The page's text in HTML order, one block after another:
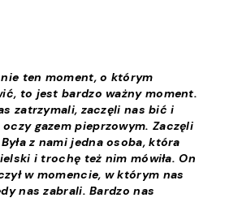
ten moment, o którym
to jest bardzo ważny moment.
zatrzymali, zaczęli nas bić i
gazem pieprzowym. Zaczęli
z nami jedna osoba, która
i trochę też nim mówiła. On
w momencie, w którym nas
nas zabrali. Bardzo nas